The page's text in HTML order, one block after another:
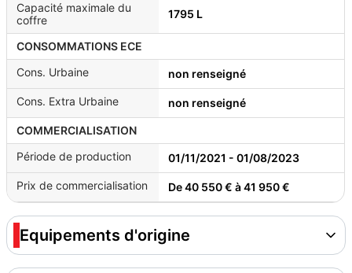
Capacité maximale du
coffre
1795 L
CONSOMMATIONS ECE
Cons. Urbaine
non renseigné
Cons. Extra Urbaine non renseigné
COMMERCIALISATION
Période de production
01/11/2021 - 01/08/2023
Prix de commercialisation De 40 550 € à 41 950 €
Equipements d'origine